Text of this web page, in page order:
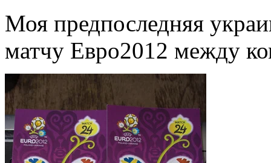
Моя предпоследняя
матчу Евро2012 между